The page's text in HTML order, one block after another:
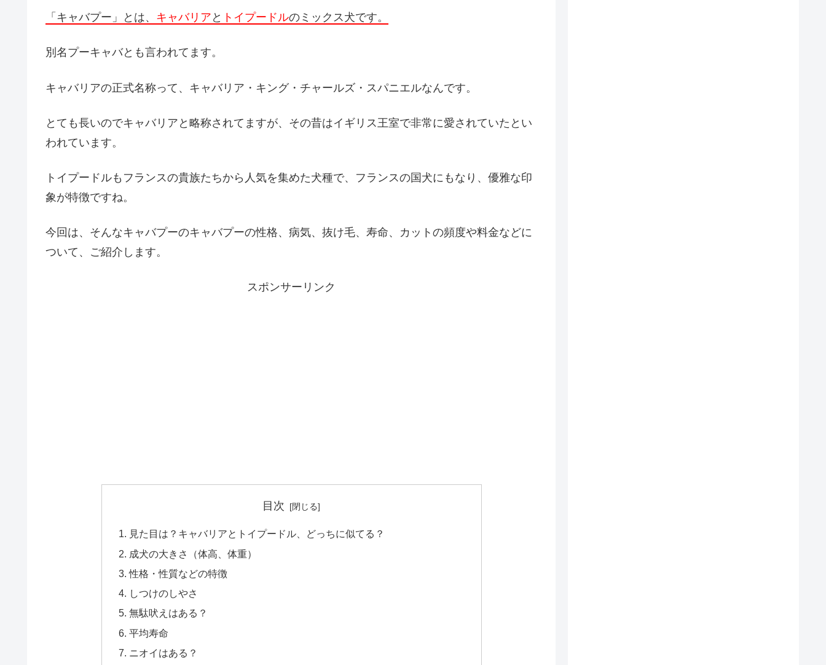
「キャバプー」とは、 キャバリア と トイプードルのミックス犬です。
別名プーキャバとも言われてます。
キャバリアの正式名称って、キャバリア・キング・チャールズ・スパニエルなんです。
とても長いのでキャバリアと略称されてますが、その昔はイギリス王室で非常に愛されていたとい
われています。
トイプードルもフランスの貴族たちから人気を集めた犬種で、フランスの国犬にもなり、優雅な印
象が特徴ですね。
今回は、そんなキャバプーのキャバプーの性格、病気、抜け毛、寿命、カットの頻度や料金などに
ついて、ご紹介します。
スポンサーリンク
目次
見た目は？キャバリアとトイプードル、どっちに似てる？
成犬の大きさ（体高、体重）
性格・性質などの特徴
しつけのしやさ
無駄吠えはある？
平均寿命
ニオイはある？